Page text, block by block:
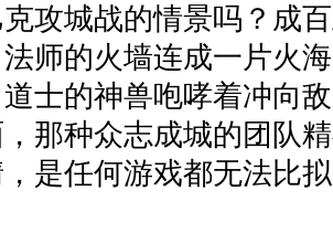
攻城战的情景吗？成
师的火墙连成一片火
士的神兽咆哮着冲向
那种众志成城的团队
是任何游戏都无法比